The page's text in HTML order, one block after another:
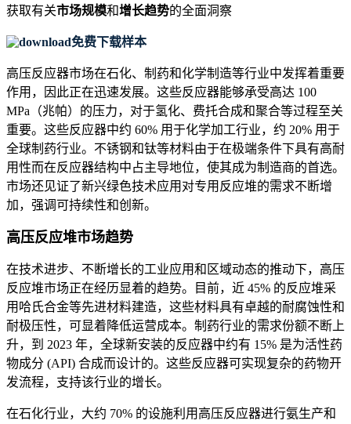
获取有关市场规模和增长趋势的全面洞察
免费下载样本
高压反应器市场在石化、制药和化学制造等行业中发挥着重要
作用，因此正在迅速发展。这些反应器能够承受高达 100
MPa（兆帕）的压力，对于氢化、费托合成和聚合等过程至关
重要。这些反应器中约 60% 用于化学加工行业，约 20% 用于
全球制药行业。不锈钢和钛等材料由于在极端条件下具有高耐
用性而在反应器结构中占主导地位，使其成为制造商的首选。
市场还见证了新兴绿色技术应用对专用反应堆的需求不断增
加，强调可持续性和创新。
高压反应堆市场趋势
在技​​术进步、不断增长的工业应用和区域动态的推动下，高压
反应堆市场正在经历显着的趋势。目前，近 45% 的反应堆采
用哈氏合金等先进材料建造，这些材料具有卓越的耐腐蚀性和
耐极压性，可显着降低运营成本。制药行业的需求份额不断上
升，到 2023 年，全球新安装的反应器中约有 15% 是为活性药
物成分 (API) 合成而设计的。这些反应器可实现复杂的药物开
发流程，支持该行业的增长。
在石化行业，大约 70% 的设施利用高压反应器进行氨生产和